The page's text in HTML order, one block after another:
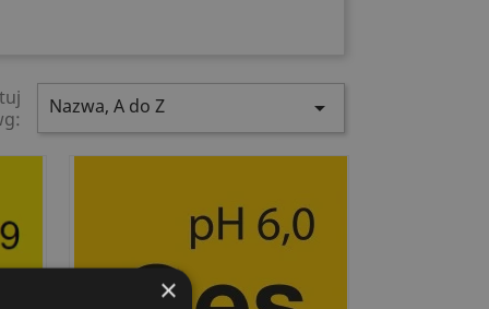
Nazwa, A do Z 
×